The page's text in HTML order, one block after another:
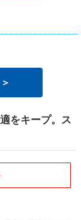
をキープ。ス